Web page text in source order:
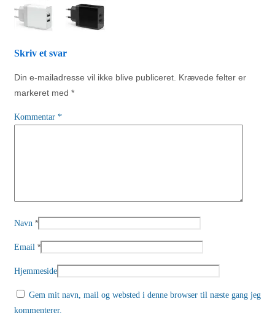
Skriv et svar
Din e-mailadresse vil ikke blive publiceret. Krævede felter er
markeret med *
Kommentar *
Navn *
Email *
Hjemmeside
Gem mit navn, mail og websted i denne browser til næste gang jeg
kommenterer.